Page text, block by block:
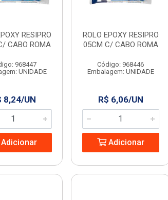
RESIPRO
CABO ROMA
968447
UNIDADE
8,24/UN
ROLO EPOXY RESIPRO
05CM C/ CABO ROMA
Código: 968446
Embalagem: UNIDADE
R$ 6,06/UN
Adicionar